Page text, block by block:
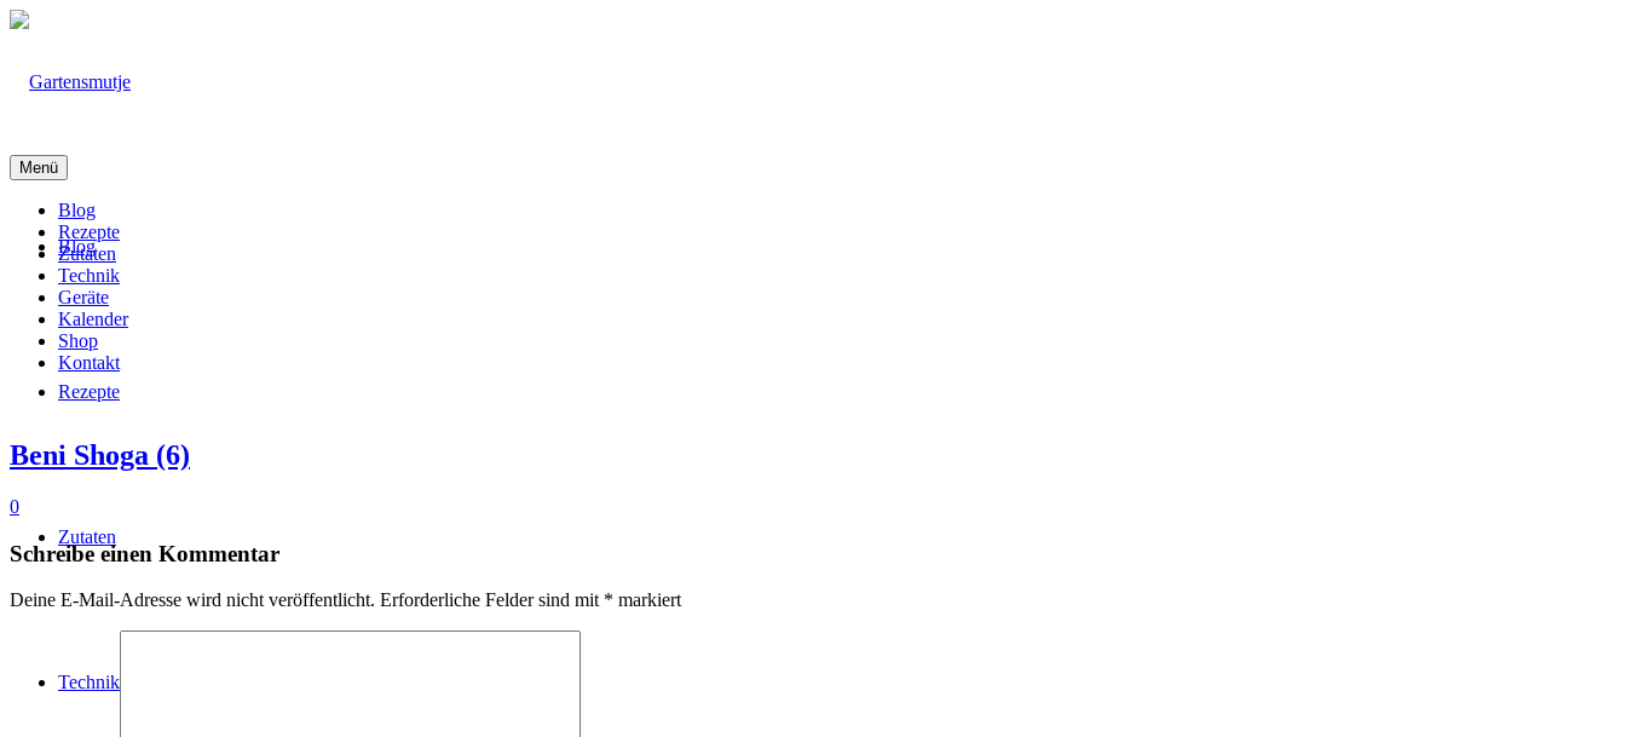
Blog
Rezepte
Zutaten
Technik
Menü
Blog
Rezepte
Zutaten
Technik
Geräte
Kalender
Shop
Kontakt
Beni Shoga (6)
0
Schreibe einen Kommentar
Deine E-Mail-Adresse wird nicht veröffentlicht. Erforderliche Felder sind mit * markiert